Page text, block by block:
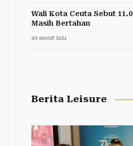
Wali Kota Ceuta Sebut
Masih Bertahan
49 menit lalu
Berita Leisure